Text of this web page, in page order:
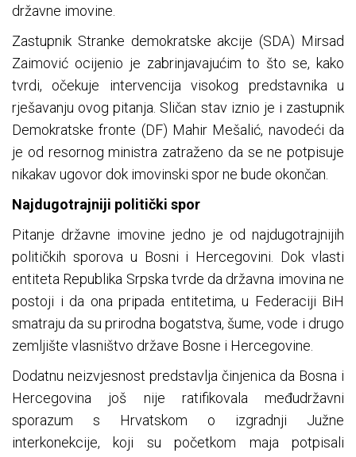
državne imovine.
Zastupnik Stranke demokratske akcije (SDA) Mirsad
Zaimović ocijenio je zabrinjavajućim to što se, kako
tvrdi, očekuje intervencija visokog predstavnika u
rješavanju ovog pitanja. Sličan stav iznio je i zastupnik
Demokratske fronte (DF) Mahir Mešalić, navodeći da
je od resornog ministra zatraženo da se ne potpisuje
nikakav ugovor dok imovinski spor ne bude okončan.
Najdugotrajniji politički spor
Pitanje državne imovine jedno je od najdugotrajnijih
političkih sporova u Bosni i Hercegovini. Dok vlasti
entiteta Republika Srpska tvrde da državna imovina ne
postoji i da ona pripada entitetima, u Federaciji BiH
smatraju da su prirodna bogatstva, šume, vode i drugo
zemljište vlasništvo države Bosne i Hercegovine.
Dodatnu neizvjesnost predstavlja činjenica da Bosna i
Hercegovina još nije ratifikovala međudržavni
sporazum s Hrvatskom o izgradnji Južne
interkonekcije, koji su početkom maja potpisali